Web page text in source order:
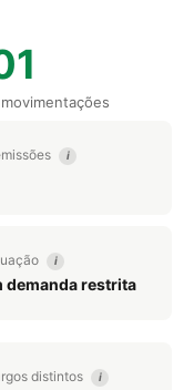
i
i
demanda restrita
distintos i